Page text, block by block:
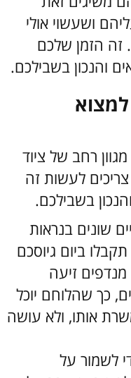
ושעשוי אולי
זה הזמן שלכם
והנכון בשבילכם.
למצוא
רחב של ציוד
לעשות זה
בשבילכם.
שונים בנראות
ביום גיוסכם
זיעה
כך שהלוחם יוכל
אותו, ולא עושה
לשמור על